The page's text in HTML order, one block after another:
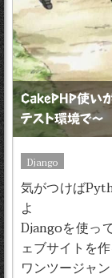
CakePHP使い
テスト環境で〜
Django
気がつけば
よ
Djangoを使っ
ェブサイトを
ワンツージャン